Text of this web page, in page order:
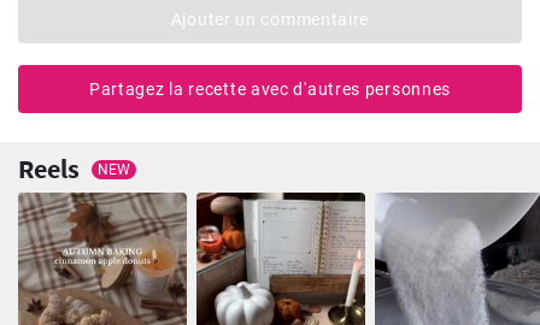
Ajouter un commentaire
Partagez la recette avec d'autres personnes
Reels NEW